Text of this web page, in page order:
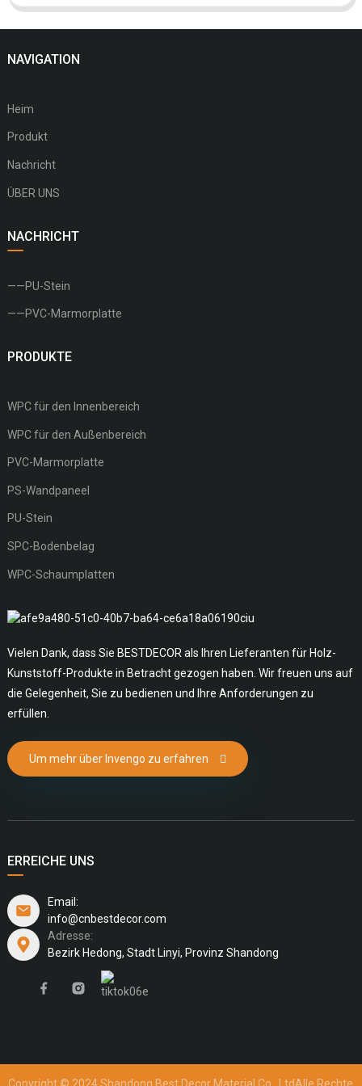
NAVIGATION
Heim
Produkt
Nachricht
ÜBER UNS
NACHRICHT
——PU-Stein
——PVC-Marmorplatte
PRODUKTE
WPC für den Innenbereich
WPC für den Außenbereich
PVC-Marmorplatte
PS-Wandpaneel
PU-Stein
SPC-Bodenbelag
WPC-Schaumplatten
Vielen Dank, dass Sie BESTDECOR als Ihren Lieferanten für Holz-
Kunststoff-Produkte in Betracht gezogen haben. Wir freuen uns auf
die Gelegenheit, Sie zu bedienen und Ihre Anforderungen zu
erfüllen.
Um mehr über Invengo zu erfahren
ERREICHE UNS
Email:
info@cnbestdecor.com
Adresse:
Bezirk Hedong, Stadt Linyi, Provinz Shandong